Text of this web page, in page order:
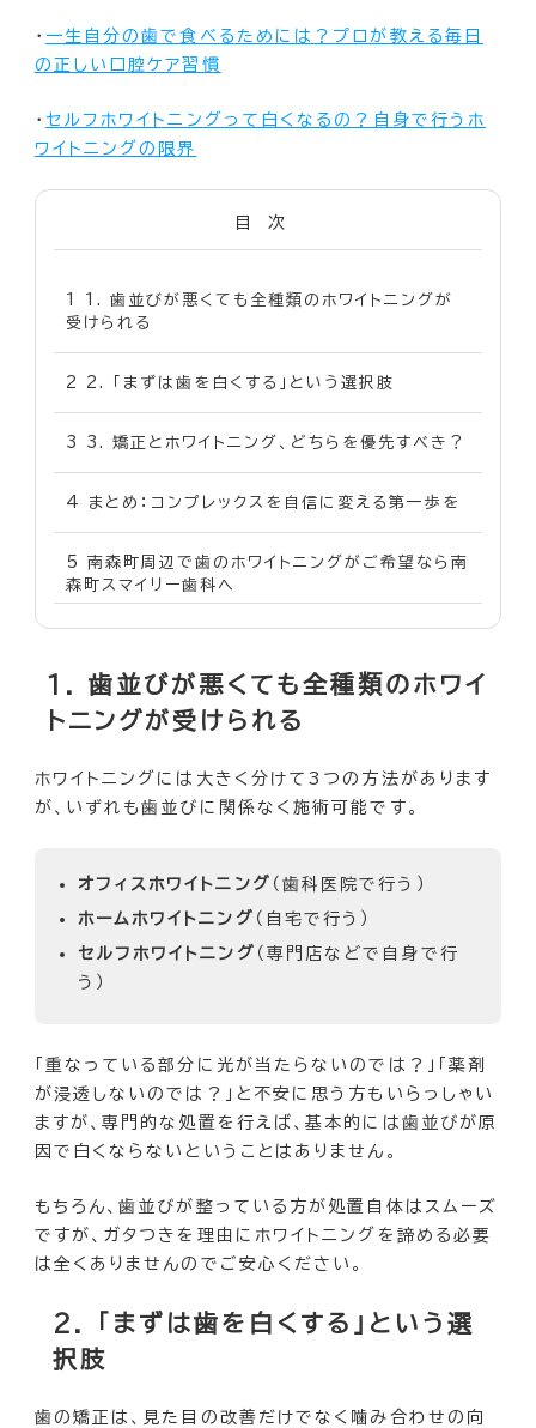
・ 一生自分の歯で食べるためには？プロが教える毎日
の正しい口腔ケア習慣
・ セルフホワイトニングって白くなるの？自身で行うホ
ワイトニングの限界
目次
1
1. 歯並びが悪くても全種類のホワイトニングが
受けられる
2 2. 「まずは歯を白くする」という選択肢
3 3. 矯正とホワイトニング、どちらを優先すべき？
4 まとめ：コンプレックスを自信に変える第一歩を
5
南森町周辺で歯のホワイトニングがご希望なら南
森町スマイリー歯科へ
1. 歯並びが悪くても全種類のホワイ
トニングが受けられる
ホワイトニングには大きく分けて3つの方法があります
が、いずれも歯並びに関係なく施術可能です。
オフィスホワイトニング （歯科医院で行う）
ホームホワイトニング （自宅で行う）
セルフホワイトニング （専門店などで自身で行
う）
「重なっている部分に光が当たらないのでは？」「薬剤
が浸透しないのでは？」と不安に思う方もいらっしゃい
ますが、専門的な処置を行えば、基本的には歯並びが原
因で白くならないということはありません。
もちろん、歯並びが整っている方が処置自体はスムーズ
ですが、ガタつきを理由にホワイトニングを諦める必要
は全くありませんのでご安心ください。
2. 「まずは歯を白くする」という選
択肢
歯の矯正は、見た目の改善だけでなく噛み合わせの向